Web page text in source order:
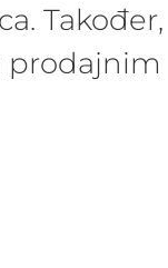
Također,
prodajnim